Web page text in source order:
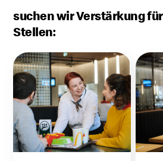
suchen wir Verstärkung
Stellen: